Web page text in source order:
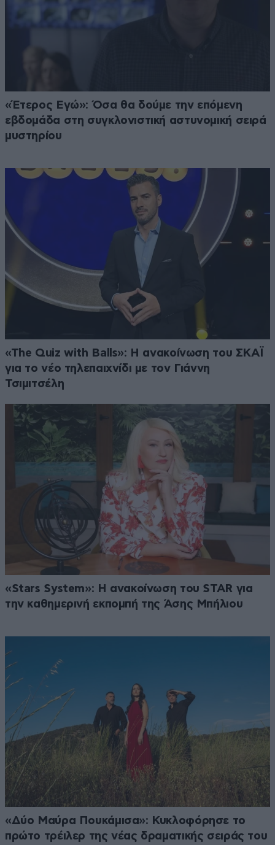
«Έτερος Εγώ»: Όσα θα δούμε την επόμενη
εβδομάδα στη συγκλονιστική αστυνομική σειρά
μυστηρίου
«The Quiz with Balls»: Η ανακοίνωση του ΣΚΑΪ
για το νέο τηλεπαιχνίδι με τον Γιάννη
Τσιμιτσέλη
«Stars System»: Η ανακοίνωση του STAR για
την καθημερινή εκπομπή της Άσης Μπήλιου
«Δύο Μαύρα Πουκάμισα»: Κυκλοφόρησε το
πρώτο τρέιλερ της νέας δραματικής σειράς του